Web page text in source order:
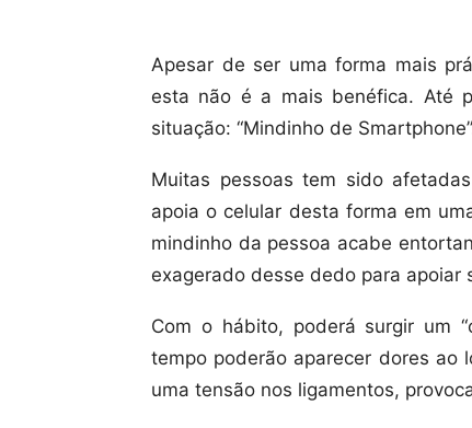
Apesar de ser uma forma mais
esta não é a mais benéfica. Até
situação: “Mindinho de
Muitas pessoas tem sido
apoia o celular desta forma em
mindinho da pessoa acabe
exagerado desse dedo para apoiar
Com o hábito, poderá surgir um
tempo poderão aparecer dores ao
uma tensão nos ligamentos,